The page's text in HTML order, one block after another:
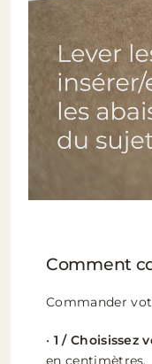
Comment
Commander
• 1 / Choisissez
en centimètres.